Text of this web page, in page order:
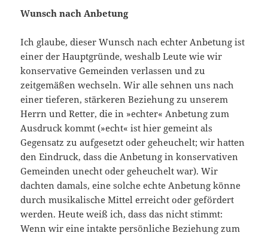
Wunsch nach Anbetung
Ich glaube, dieser Wunsch nach echter Anbetung ist
einer der Hauptgründe, weshalb Leute wie wir
konservative Gemeinden ver­lassen und zu
zeitgemäßen wechseln. Wir alle sehnen uns nach
einer tieferen, stärkeren Beziehung zu unserem
Herrn und Retter, die in »echter« Anbetung zum
Ausdruck kommt (»echt« ist hier gemeint als
Gegensatz zu aufgesetzt oder geheuchelt; wir hatten
den Ein­druck, dass die Anbetung in konservativen
Gemeinden unecht oder geheuchelt war). Wir
dachten damals, eine solche echte Anbetung könne
durch musikalische Mittel erreicht oder gefördert
werden. Heute weiß ich, dass das nicht stimmt:
Wenn wir eine intakte persönliche Beziehung zum